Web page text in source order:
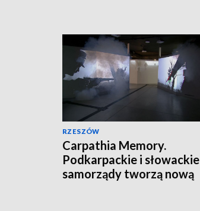
RZESZÓW
Carpathia Memory.
Podkarpackie i słowackie
samorządy tworzą nową